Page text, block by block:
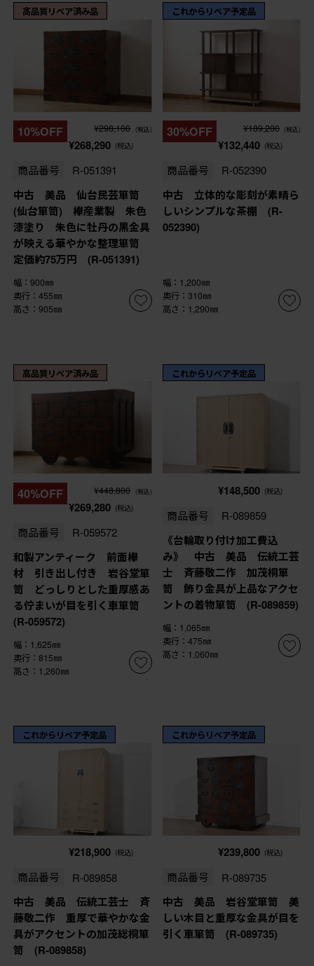
高品質リペア済み品
10%OFF ¥298,100 (税込)
¥268,290 (税込)
商品番号 R-051391
中古 美品 仙台民芸箪笥
(仙台箪笥) 欅産業製 朱色
漆塗り 朱色に牡丹の黒金具
が映える華やかな整理箪笥
定価約75万円 (R-051391)
幅：900㎜
奥行：455㎜
高さ：905㎜
これからリペア予定品
30%OFF ¥189,200 (税込)
¥132,440 (税込)
商品番号 R-052390
中古 立体的な彫刻が素晴ら
しいシンプルな茶棚 (R-
052390)
幅：1,200㎜
奥行：310㎜
高さ：1,290㎜
高品質リペア済み品
40%OFF ¥448,800 (税込)
¥269,280 (税込)
商品番号 R-059572
和製アンティーク 前面欅
材 引き出し付き 岩谷堂箪
笥 どっしりとした重厚感あ
る佇まいが目を引く車箪笥
(R-059572)
幅：1,625㎜
奥行：815㎜
高さ：1,260㎜
これからリペア予定品
¥148,500 (税込)
商品番号 R-089859
《台輪取り付け加工費込
み》 中古 美品 伝統工芸
士 斉藤敬二作 加茂桐箪
笥 飾り金具が上品なアクセ
ントの着物箪笥 (R-089859)
幅：1,065㎜
奥行：475㎜
高さ：1,060㎜
これからリペア予定品
¥218,900 (税込)
商品番号 R-089858
中古 美品 伝統工芸士 斉
藤敬二作 重厚で華やかな金
具がアクセントの加茂総桐箪
笥 (R-089858)
これからリペア予定品
¥239,800 (税込)
商品番号 R-089735
中古 美品 岩谷堂箪笥 美
しい木目と重厚な金具が目を
引く車箪笥 (R-089735)